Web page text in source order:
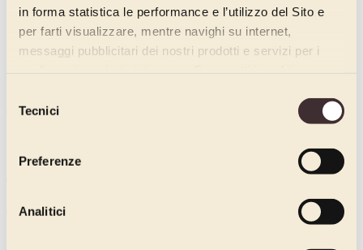
in forma statistica le performance e l’utilizzo del Sito e
per farti visualizzare, mentre navighi su internet,
messaggi pubblicitari dei nostri prodotti e servizi per i
delTecnici
Preferenze
Analitici
Codice:
3.4
Confezioni per cartone: